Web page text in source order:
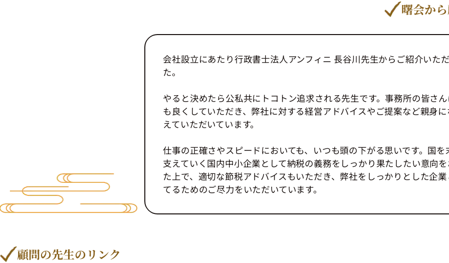
曙会か
会社設立にあたり行政書士法人アンフィニ 長谷川先生からご紹介いた
た。
やると決めたら公私共にトコトン追求される先生です。事務所の皆さ
も良くしていただき、弊社に対する経営アドバイスやご提案など親身
えていただいています。
仕事の正確さやスピードにおいても、いつも頭の下がる思いです。国を
支えていく国内中小企業として納税の義務をしっかり果たしたい意向
た上で、適切な節税アドバイスもいただき、弊社をしっかりとした企
てるためのご尽力をいただいています。
顧問の先生のリンク